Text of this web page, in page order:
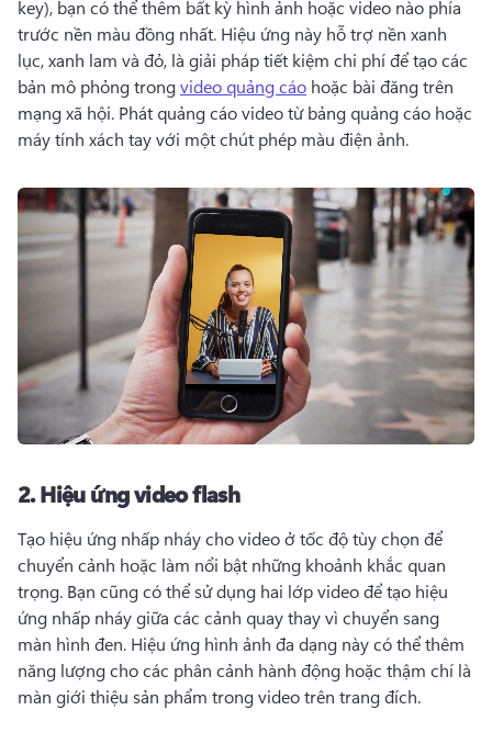
key), bạn có thể thêm bất kỳ hình ảnh hoặc video nào phía
trước nền màu đồng nhất. Hiệu ứng này hỗ trợ nền xanh
lục, xanh lam và đỏ, là giải pháp tiết kiệm chi phí để tạo các
bản mô phỏng trong video quảng cáo hoặc bài đăng trên
mạng xã hội. Phát quảng cáo video từ bảng quảng cáo hoặc
máy tính xách tay với một chút phép màu điện ảnh.
2.Hiệu ứng video flash
Tạo hiệu ứng nhấp nháy cho video ở tốc độ tùy chọn để
chuyển cảnh hoặc làm nổi bật những khoảnh khắc quan
trọng. Bạn cũng có thể sử dụng hai lớp video để tạo hiệu
ứng nhấp nháy giữa các cảnh quay thay vì chuyển sang
màn hình đen. Hiệu ứng hình ảnh đa dạng này có thể thêm
năng lượng cho các phân cảnh hành động hoặc thậm chí là
màn giới thiệu sản phẩm trong video trên trang đích.